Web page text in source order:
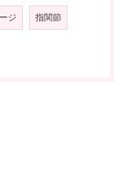
ジ 指関節